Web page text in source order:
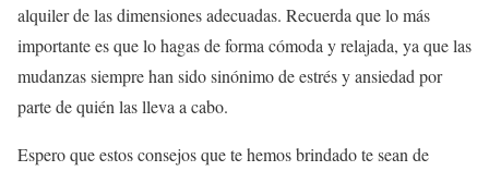
alquiler de las dimensiones adecuadas. Recuerda que lo más
importante es que lo hagas de forma cómoda y relajada, ya que las
mudanzas siempre han sido sinónimo de estrés y ansiedad por
parte de quién las lleva a cabo.
Espero que estos consejos que te hemos brindado te sean de